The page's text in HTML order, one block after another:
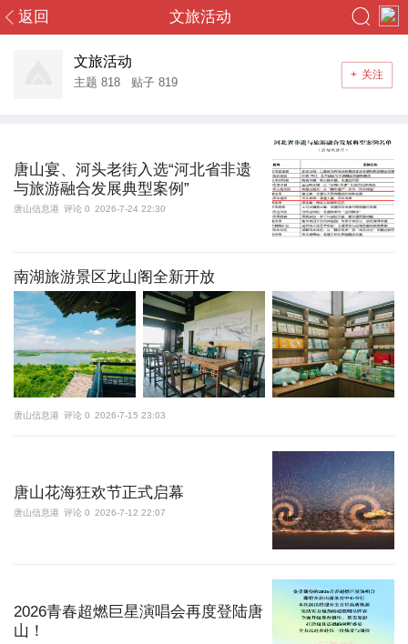
文旅活动
返回
您好，游客！
注册
社区
导读
消息
群组
搜索
访问电脑版
文旅活动
主题 818 贴子 819
+ 关注
唐山宴、河头老街入选“河北省非遗
与旅游融合发展典型案例”
唐山信息港 评论 0 2026-7-24 22:30
南湖旅游景区龙山阁全新开放
唐山信息港 评论 0 2026-7-15 23:03
唐山花海狂欢节正式启幕
唐山信息港 评论 0 2026-7-12 22:07
2026青春超燃巨星演唱会再度登陆唐
山！